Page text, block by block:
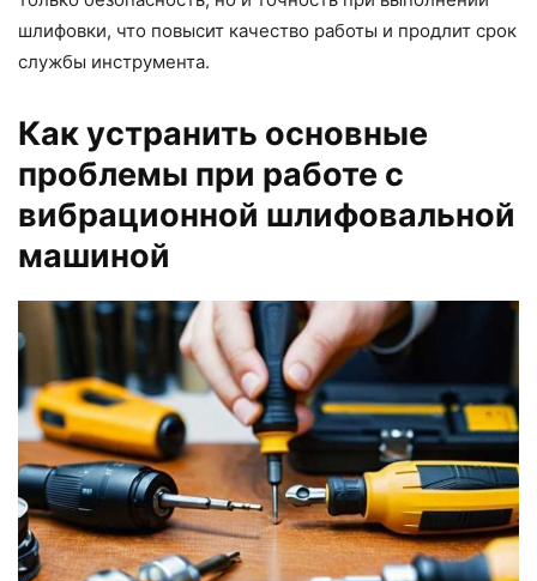
шлифовки, что повысит качество работы и продлит срок
службы инструмента.
Как устранить основные
проблемы при работе с
вибрационной шлифовальной
машиной